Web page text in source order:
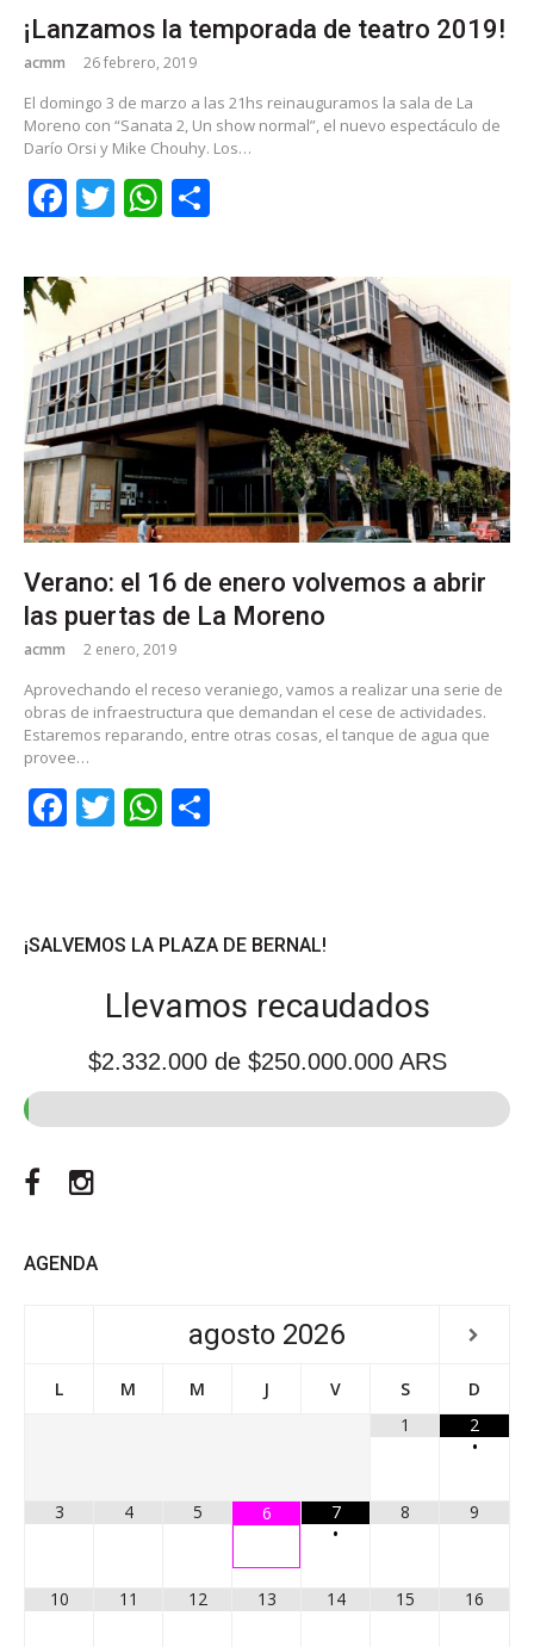
¡Lanzamos la temporada de teatro 2019!
acmm 26 febrero, 2019
El domingo 3 de marzo a las 21hs reinauguramos la sala de La
Moreno con “Sanata 2, Un show normal”, el nuevo espectáculo de
Darío Orsi y Mike Chouhy. Los…
Facebook
TwitterWhatsApp
Verano: el 16 de enero volvemos a abrir
las puertas de La Moreno
acmm 2 enero, 2019
Aprovechando el receso veraniego, vamos a realizar una serie de
obras de infraestructura que demandan el cese de actividades.
Estaremos reparando, entre otras cosas, el tanque de agua que
provee…
Facebook
TwitterWhatsApp
¡SALVEMOS LA PLAZA DE BERNAL!
Llevamos recaudados
$2.332.000de $250.000.000 ARS
Facebook
AGENDA
agosto 2026
L M M J V S
D
1
2
•
3 4 5 6
7
•
8 9
10 11 12 13 14 15 16